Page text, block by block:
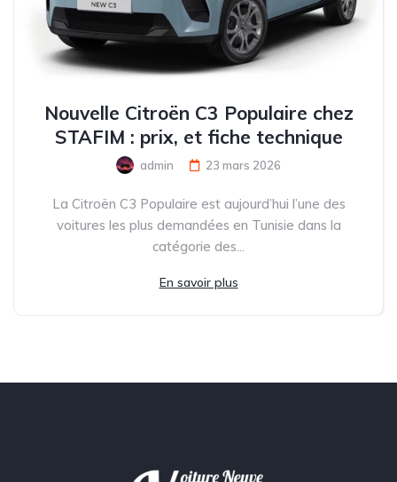
Nouvelle Citroën C3 Populaire chez
STAFIM : prix, et fiche technique
admin 23 mars 2026
La Citroën C3 Populaire est aujourd’hui l’une des
voitures les plus demandées en Tunisie dans la
catégorie des...
En savoir plus